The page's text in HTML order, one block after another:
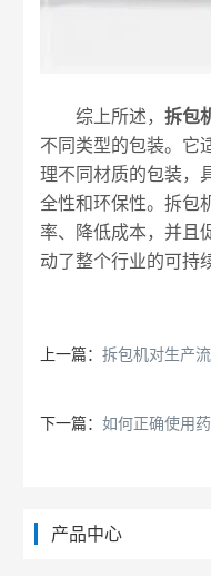
综上所述，拆包
不同类型的包装。它
理不同材质的包装，
全性和环保性。拆包
率、降低成本，并且
动了整个行业的可持
上一篇：拆包机对生产
下一篇：如何正确使用药
产品中心